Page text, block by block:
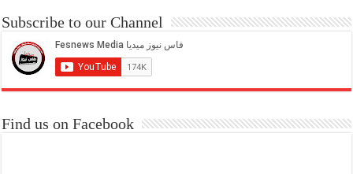
Subscribe to our Channel
Find us on Facebook